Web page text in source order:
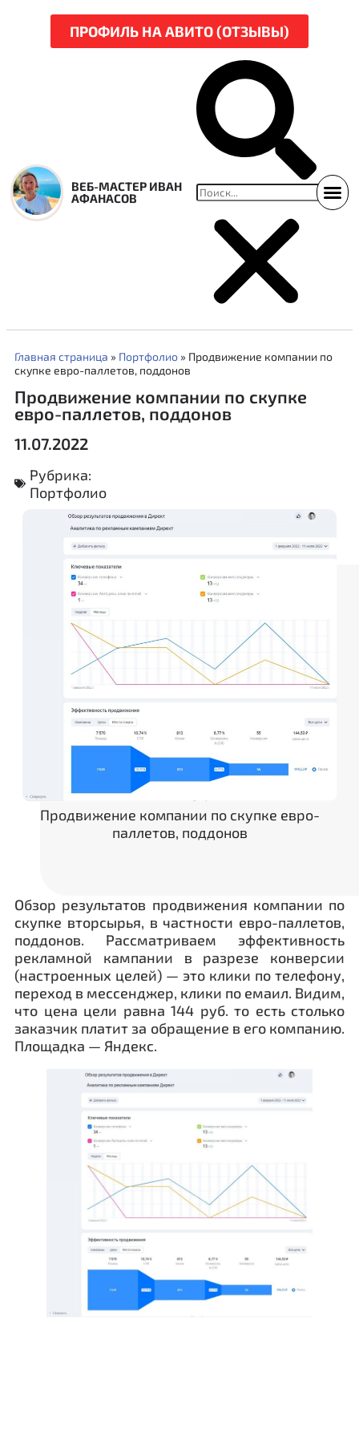
ПРОФИЛЬ НА АВИТО (ОТЗЫВЫ)
ВЕБ-МАСТЕР ИВАН
АФАНАСОВ
Главная страница » Портфолио » Продвижение компании по
скупке евро-паллетов, поддонов
Продвижение компании по скупке
евро-паллетов, поддонов
11.07.2022
Рубрика:
Портфолио
Продвижение компании по скупке евро-
паллетов, поддонов
Обзор результатов продвижения компании по
скупке вторсырья, в частности евро-паллетов,
поддонов. Рассматриваем эффективность
рекламной кампании в разрезе конверсии
(настроенных целей) — это клики по телефону,
переход в мессенджер, клики по емаил. Видим,
что цена цели равна 144 руб. то есть столько
заказчик платит за обращение в его компанию.
Площадка — Яндекс.